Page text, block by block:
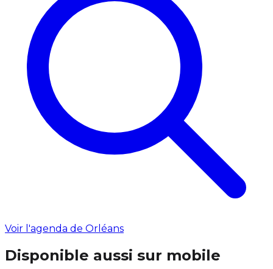
Voir l'agenda de Orléans
Disponible aussi sur mobile